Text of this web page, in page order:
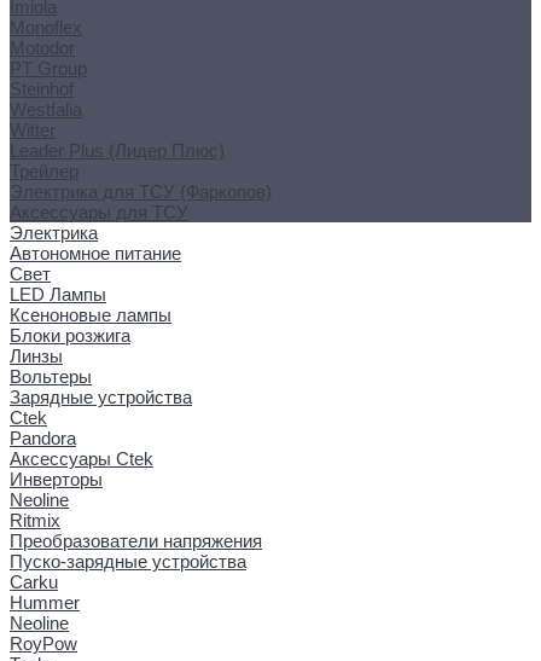
Imiola
Monoflex
Motodor
PT Group
Steinhof
Westfalia
Witter
Leader Plus (Лидер Плюс)
Трейлер
Электрика для ТСУ (Фаркопов)
Аксессуары для ТСУ
Электрика
Автономное питание
Свет
LED Лампы
Ксеноновые лампы
Блоки розжига
Линзы
Вольтеры
Зарядные устройства
Ctek
Pandora
Аксессуары Ctek
Инверторы
Neoline
Ritmix
Преобразователи напряжения
Пуско-зарядные устройства
Carku
Hummer
Neoline
RoyPow